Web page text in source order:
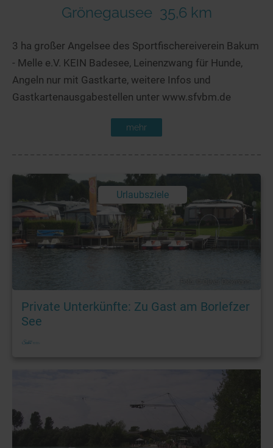
Grönegausee 35,6 km
3 ha großer Angelsee des Sportfischereiverein Bakum
- Melle e.V. KEIN Badesee, Leinenzwang für Hunde,
Angeln nur mit Gastkarte, weitere Infos und
Gastkartenausgabestellen unter www.sfvbm.de
mehr
Urlaubsziele
Private Unterkünfte: Zu Gast am Borlefzer
See